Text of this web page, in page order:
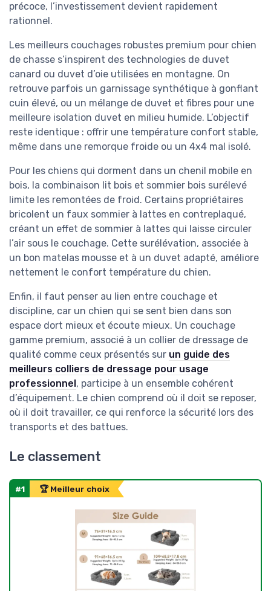
précoce, l’investissement devient rapidement
rationnel.
Les meilleurs couchages robustes premium pour chien
de chasse s’inspirent des technologies de duvet
canard ou duvet d’oie utilisées en montagne. On
retrouve parfois un garnissage synthétique à gonflant
cuin élevé, ou un mélange de duvet et fibres pour une
meilleure isolation duvet en milieu humide. L’objectif
reste identique : offrir une température confort stable,
même dans une remorque froide ou un 4x4 mal isolé.
Pour les chiens qui dorment dans un chenil mobile en
bois, la combinaison lit bois et sommier bois surélevé
limite les remontées de froid. Certains propriétaires
bricolent un faux sommier à lattes en contreplaqué,
créant un effet de sommier à lattes qui laisse circuler
l’air sous le couchage. Cette surélévation, associée à
un bon matelas mousse et à un duvet adapté, améliore
nettement le confort température du chien.
Enfin, il faut penser au lien entre couchage et
discipline, car un chien qui se sent bien dans son
espace dort mieux et écoute mieux. Un couchage
gamme premium, associé à un collier de dressage de
qualité comme ceux présentés sur un guide des
meilleurs colliers de dressage pour usage
professionnel, participe à un ensemble cohérent
d’équipement. Le chien comprend où il doit se reposer,
où il doit travailler, ce qui renforce la sécurité lors des
transports et des battues.
Le classement
#1 🏆 Meilleur choix